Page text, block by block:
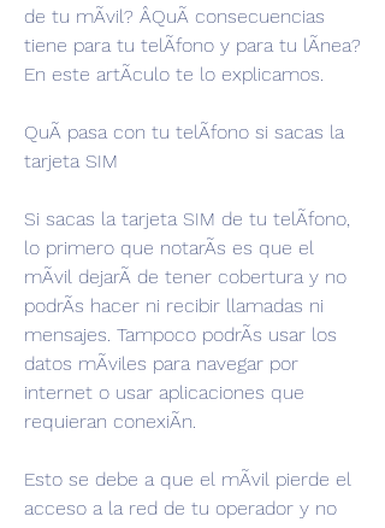
de tu mÃvil? ÂQuÃ consecuencias
tiene para tu telÃfono y para tu lÃnea?
En este artÃculo te lo explicamos.
QuÃ pasa con tu telÃfono si sacas la
tarjeta SIM
Si sacas la tarjeta SIM de tu telÃfono,
lo primero que notarÃs es que el
mÃvil dejarÃ de tener cobertura y no
podrÃs hacer ni recibir llamadas ni
mensajes. Tampoco podrÃs usar los
datos mÃviles para navegar por
internet o usar aplicaciones que
requieran conexiÃn.
Esto se debe a que el mÃvil pierde el
acceso a la red de tu operador y no